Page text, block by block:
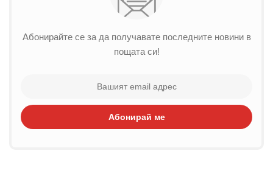
Абонирайте се за да получавате последните новини в
пощата си!
Абонирай ме